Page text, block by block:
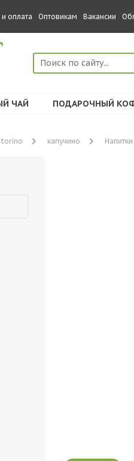
оплата Оптовикам Вакансии
ЧАЙ ПОДАРОЧНЫЙ
torino капучино